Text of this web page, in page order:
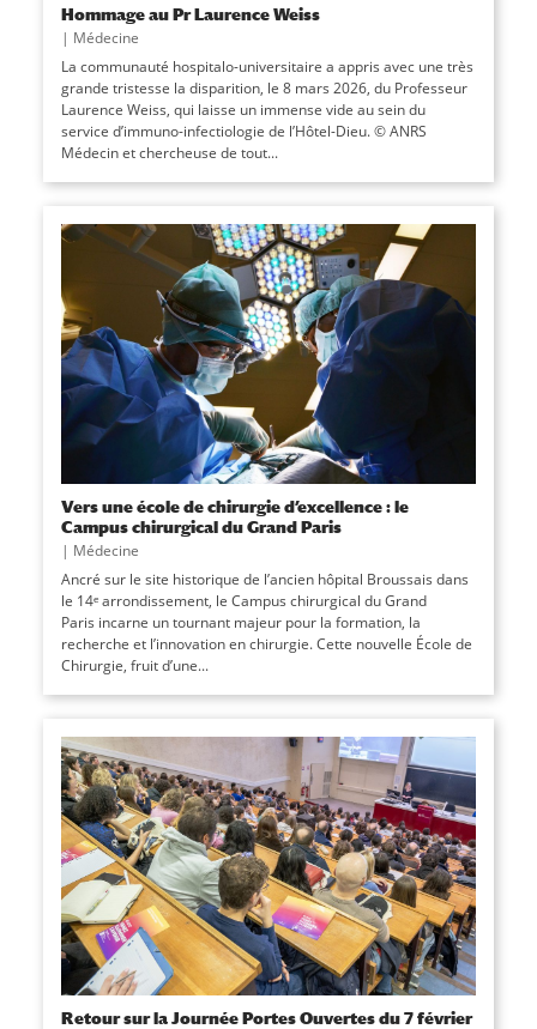
Hommage au Pr Laurence Weiss
| Médecine
La communauté hospitalo-universitaire a appris avec une très
grande tristesse la disparition, le 8 mars 2026, du Professeur
Laurence Weiss, qui laisse un immense vide au sein du
service d’immuno-infectiologie de l’Hôtel-Dieu. © ANRS
Médecin et chercheuse de tout...
Vers une école de chirurgie d’excellence : le
Campus chirurgical du Grand Paris
| Médecine
Ancré sur le site historique de l’ancien hôpital Broussais dans
le 14ᵉ arrondissement, le Campus chirurgical du Grand
Paris incarne un tournant majeur pour la formation, la
recherche et l’innovation en chirurgie. Cette nouvelle École de
Chirurgie, fruit d’une...
Retour sur la Journée Portes Ouvertes du 7 février